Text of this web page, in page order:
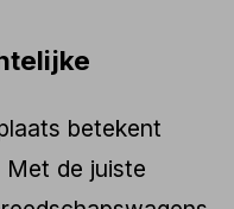
betekent
Met de juiste